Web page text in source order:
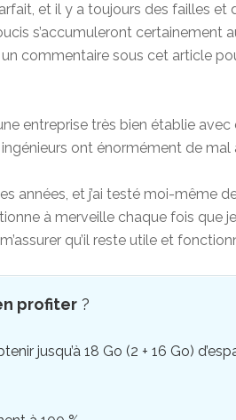
et il y a toujours des failles et
s’accumuleront certainement
un commentaire sous cet article
entreprise très bien établie avec
ont énormément de mal
années, et j’ai testé moi-même
à merveille chaque fois que je
qu’il reste utile et
profiter ?
jusqu’à 18 Go (2 + 16 Go)